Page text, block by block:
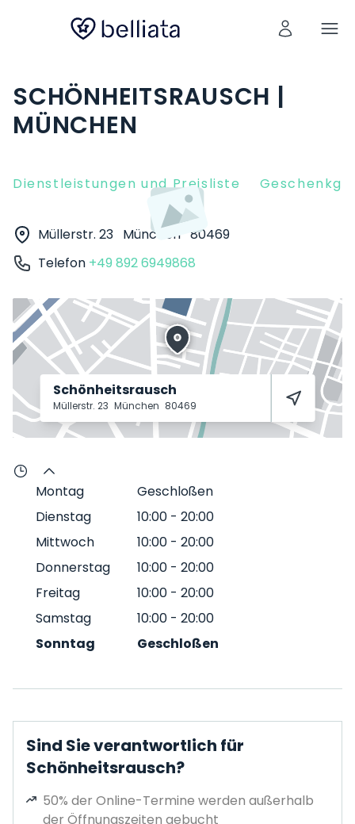
SCHÖNHEITSRAUSCH |
MÜNCHEN
Dienstleistungen und Preisliste
Müllerstr. 23 München 80469
Telefon +49 892 6949868
Schönheitsrausch
Müllerstr. 23 München 80469
Montag
Geschloßen
Dienstag
10:00 - 20:00
Mittwoch
10:00 - 20:00
Donnerstag
10:00 - 20:00
Freitag
10:00 - 20:00
Samstag
10:00 - 20:00
Sonntag
Geschloßen
Sind Sie verantwortlich für
Schönheitsrausch?
50% der Online-Termine werden außerhalb
der Öffnungszeiten gebucht